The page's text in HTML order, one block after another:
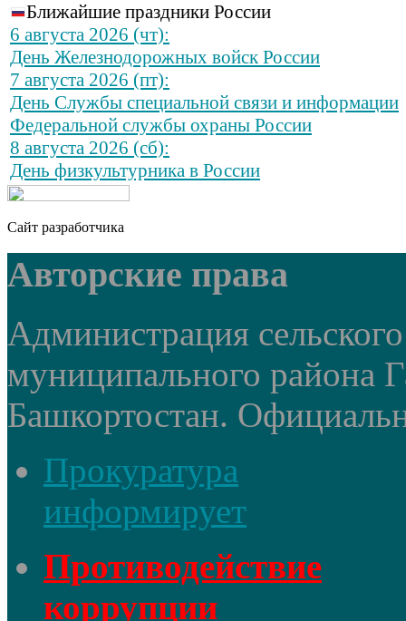
Ближайшие праздники России
6 августа 2026 (чт):
День Железнодорожных войск России
7 августа 2026 (пт):
День Службы специальной связи и информации
Федеральной службы охраны России
8 августа 2026 (сб):
День физкультурника в России
Сайт разработчика
Авторские права
Администрация
муниципального района
Башкортостан.
Прокуратура
информирует
Противодействие
коррупции